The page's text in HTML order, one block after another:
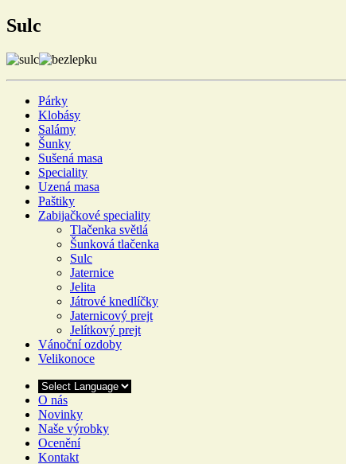
Sulc
Párky
Klobásy
Salámy
Šunky
Sušená masa
Speciality
Uzená masa
Paštiky
Zabijačkové speciality
Tlačenka světlá
Šunková tlačenka
Sulc
Jaternice
Jelita
Játrové knedlíčky
Jaternicový prejt
Jelítkový prejt
Vánoční ozdoby
Velikonoce
O nás
Novinky
Naše výrobky
Ocenění
Kontakt